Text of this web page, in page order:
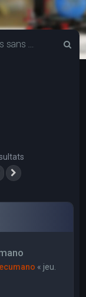
Sujets sans réponse
avancée
« jeu.